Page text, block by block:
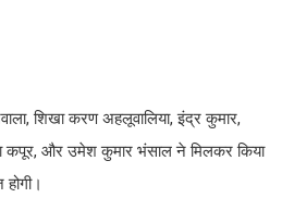
शिखा करण अहलूवालिया, इंद्र कुमार,
कपूर, और उमेश कुमार भंसाल ने मिलकर किया